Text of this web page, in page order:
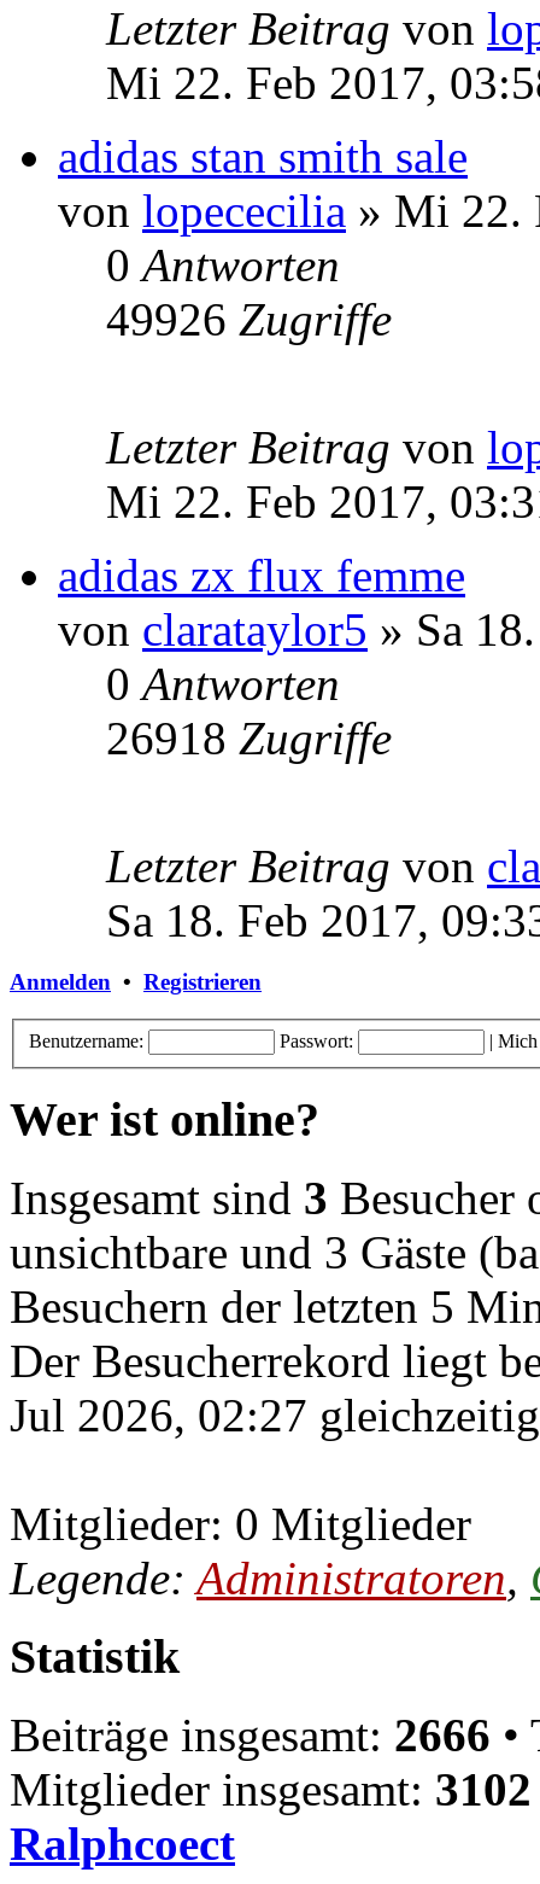
Letzter Beitrag von
Mi 22. Feb 2017,
adidas stan smith sale
von lopececilia » Mi 22.
0 Antworten
49926 Zugriffe
Letzter Beitrag von
Mi 22. Feb 2017,
adidas zx flux femme
von clarataylor5 » Sa
0 Antworten
26918 Zugriffe
Letzter Beitrag von
Sa 18. Feb 2017,
Anmelden • Registrieren
Benutzername: Passwort: | Mich
Wer ist online?
Insgesamt sind 3 Besucher
unsichtbare und 3 Gäste
Besuchern der letzten 5
Der Besucherrekord liegt
Jul 2026, 02:27
Mitglieder: 0 Mitglieder
Legende:Administratoren,
Statistik
Beiträge insgesamt: 2666 •
Mitglieder insgesamt: 3102
Ralphcoect